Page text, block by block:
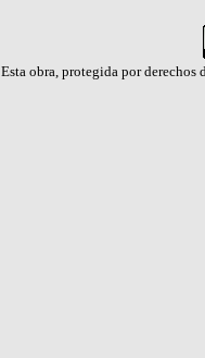
Esta obra, protegida por derechos